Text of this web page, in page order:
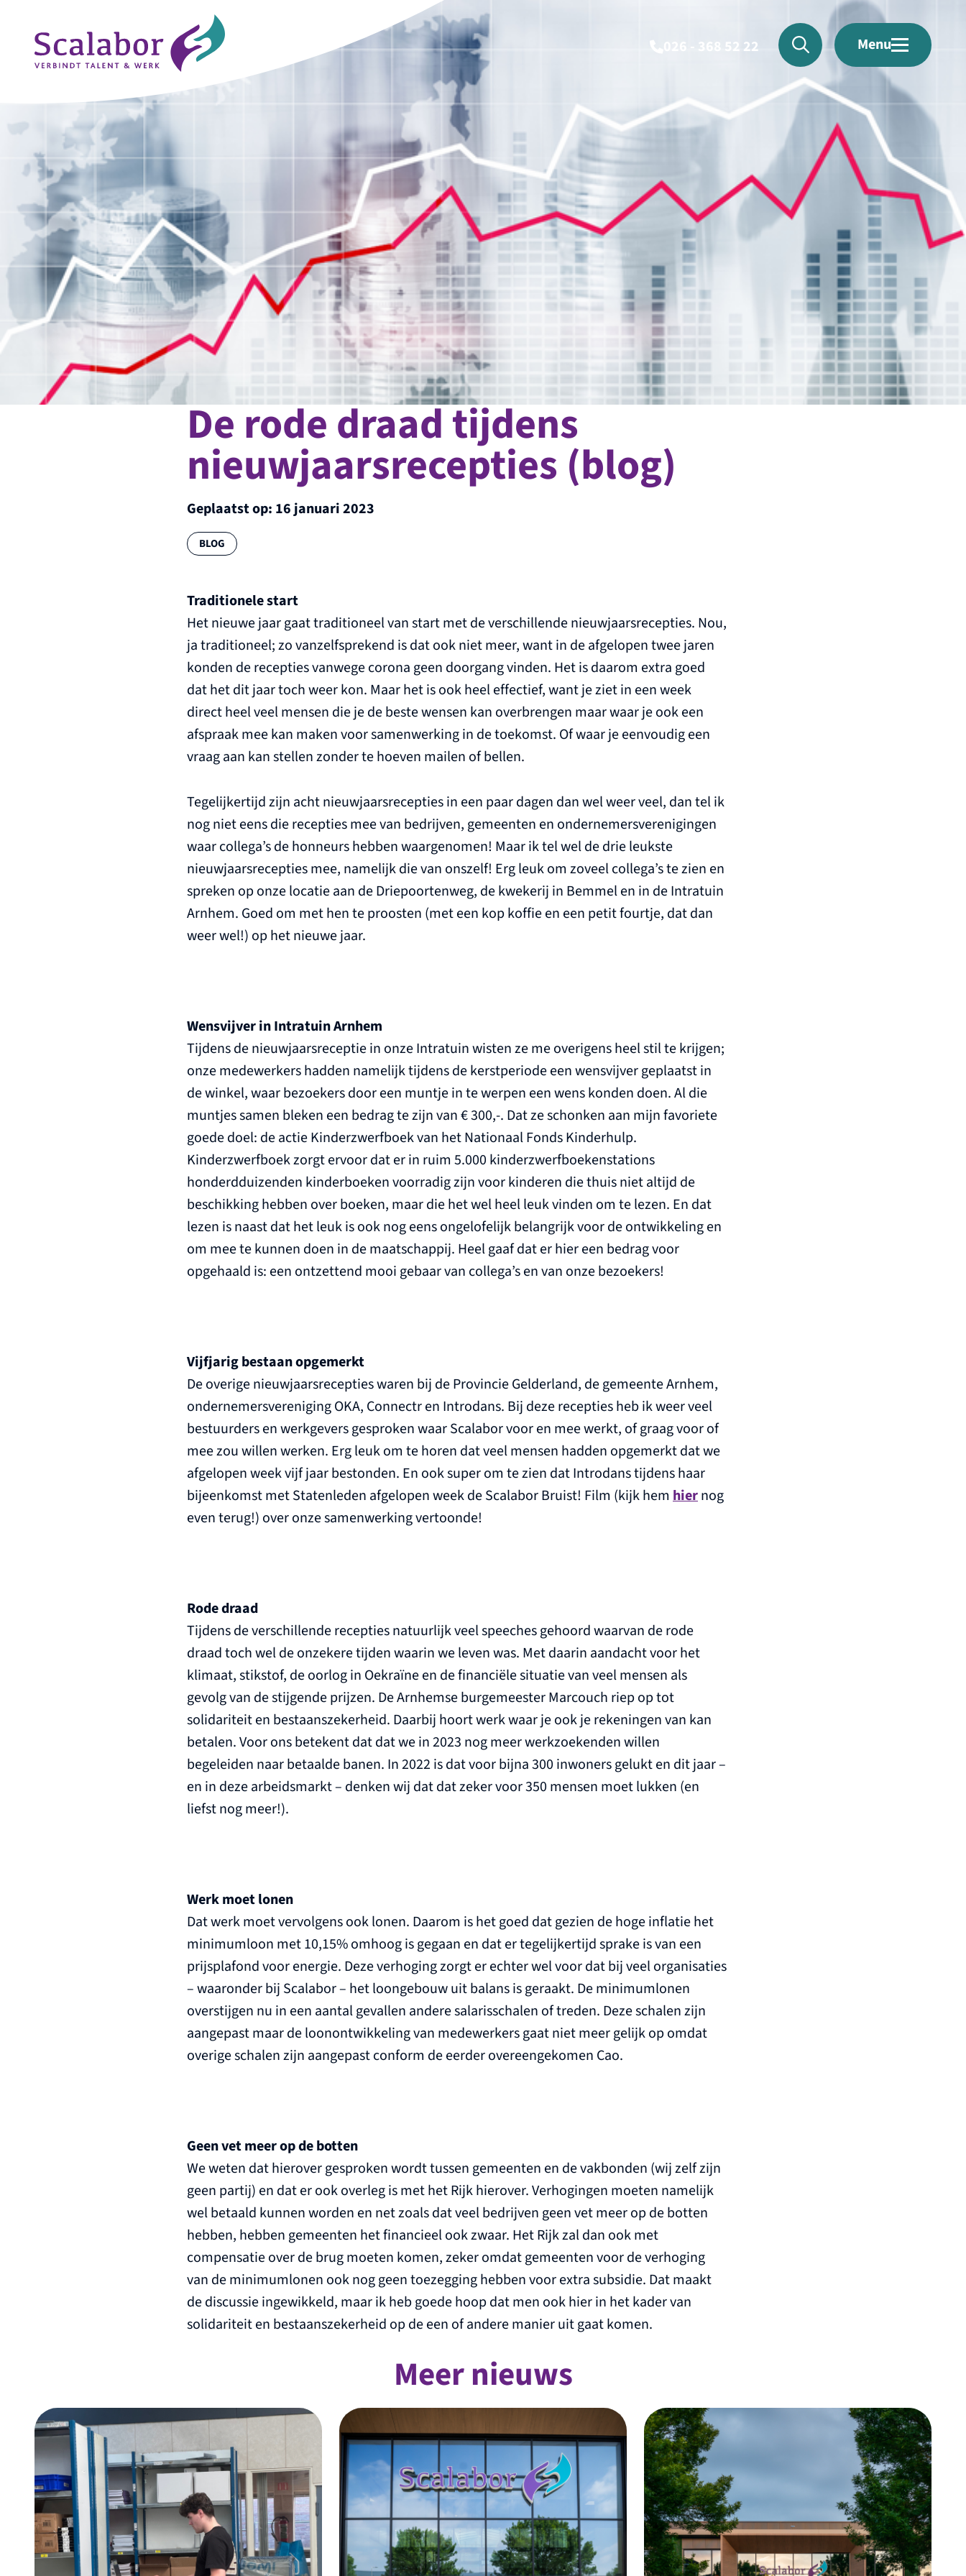
026 - 368 52 22
Menu
De rode draad tijdens
nieuwjaarsrecepties (blog)
Geplaatst op: 16 januari 2023
Categorie:
BLOG
Traditionele start
Het nieuwe jaar gaat traditioneel van start met de verschillende nieuwjaarsrecepties. Nou,
ja traditioneel; zo vanzelfsprekend is dat ook niet meer, want in de afgelopen twee jaren
konden de recepties vanwege corona geen doorgang vinden. Het is daarom extra goed
dat het dit jaar toch weer kon. Maar het is ook heel effectief, want je ziet in een week
direct heel veel mensen die je de beste wensen kan overbrengen maar waar je ook een
afspraak mee kan maken voor samenwerking in de toekomst. Of waar je eenvoudig een
vraag aan kan stellen zonder te hoeven mailen of bellen.
Tegelijkertijd zijn acht nieuwjaarsrecepties in een paar dagen dan wel weer veel, dan tel ik
nog niet eens die recepties mee van bedrijven, gemeenten en ondernemersverenigingen
waar collega’s de honneurs hebben waargenomen! Maar ik tel wel de drie leukste
nieuwjaarsrecepties mee, namelijk die van onszelf! Erg leuk om zoveel collega’s te zien en
spreken op onze locatie aan de Driepoortenweg, de kwekerij in Bemmel en in de Intratuin
Arnhem. Goed om met hen te proosten (met een kop koffie en een petit fourtje, dat dan
weer wel!) op het nieuwe jaar.
Wensvijver in Intratuin Arnhem
Tijdens de nieuwjaarsreceptie in onze Intratuin wisten ze me overigens heel stil te krijgen;
onze medewerkers hadden namelijk tijdens de kerstperiode een wensvijver geplaatst in
de winkel, waar bezoekers door een muntje in te werpen een wens konden doen. Al die
muntjes samen bleken een bedrag te zijn van € 300,-. Dat ze schonken aan mijn favoriete
goede doel: de actie Kinderzwerfboek van het Nationaal Fonds Kinderhulp.
Kinderzwerfboek zorgt ervoor dat er in ruim 5.000 kinderzwerfboekenstations
honderdduizenden kinderboeken voorradig zijn voor kinderen die thuis niet altijd de
beschikking hebben over boeken, maar die het wel heel leuk vinden om te lezen. En dat
lezen is naast dat het leuk is ook nog eens ongelofelijk belangrijk voor de ontwikkeling en
om mee te kunnen doen in de maatschappij. Heel gaaf dat er hier een bedrag voor
opgehaald is: een ontzettend mooi gebaar van collega’s en van onze bezoekers!
Vijfjarig bestaan opgemerkt
De overige nieuwjaarsrecepties waren bij de Provincie Gelderland, de gemeente Arnhem,
ondernemersvereniging OKA, Connectr en Introdans. Bij deze recepties heb ik weer veel
bestuurders en werkgevers gesproken waar Scalabor voor en mee werkt, of graag voor of
mee zou willen werken. Erg leuk om te horen dat veel mensen hadden opgemerkt dat we
afgelopen week vijf jaar bestonden. En ook super om te zien dat Introdans tijdens haar
bijeenkomst met Statenleden afgelopen week de Scalabor Bruist! Film (kijk hem hiernog
even terug!) over onze samenwerking vertoonde!
Rode draad
Tijdens de verschillende recepties natuurlijk veel speeches gehoord waarvan de rode
draad toch wel de onzekere tijden waarin we leven was. Met daarin aandacht voor het
klimaat, stikstof, de oorlog in Oekraïne en de financiële situatie van veel mensen als
gevolg van de stijgende prijzen. De Arnhemse burgemeester Marcouch riep op tot
solidariteit en bestaanszekerheid. Daarbij hoort werk waar je ook je rekeningen van kan
betalen. Voor ons betekent dat dat we in 2023 nog meer werkzoekenden willen
begeleiden naar betaalde banen. In 2022 is dat voor bijna 300 inwoners gelukt en dit jaar –
en in deze arbeidsmarkt – denken wij dat dat zeker voor 350 mensen moet lukken (en
liefst nog meer!).
Werk moet lonen
Dat werk moet vervolgens ook lonen. Daarom is het goed dat gezien de hoge inflatie het
minimumloon met 10,15% omhoog is gegaan en dat er tegelijkertijd sprake is van een
prijsplafond voor energie. Deze verhoging zorgt er echter wel voor dat bij veel organisaties
– waaronder bij Scalabor – het loongebouw uit balans is geraakt. De minimumlonen
overstijgen nu in een aantal gevallen andere salarisschalen of treden. Deze schalen zijn
aangepast maar de loonontwikkeling van medewerkers gaat niet meer gelijk op omdat
overige schalen zijn aangepast conform de eerder overeengekomen Cao.
Geen vet meer op de botten
We weten dat hierover gesproken wordt tussen gemeenten en de vakbonden (wij zelf zijn
geen partij) en dat er ook overleg is met het Rijk hierover. Verhogingen moeten namelijk
wel betaald kunnen worden en net zoals dat veel bedrijven geen vet meer op de botten
hebben, hebben gemeenten het financieel ook zwaar. Het Rijk zal dan ook met
compensatie over de brug moeten komen, zeker omdat gemeenten voor de verhoging
van de minimumlonen ook nog geen toezegging hebben voor extra subsidie. Dat maakt
de discussie ingewikkeld, maar ik heb goede hoop dat men ook hier in het kader van
solidariteit en bestaanszekerheid op de een of andere manier uit gaat komen.
Meer nieuws